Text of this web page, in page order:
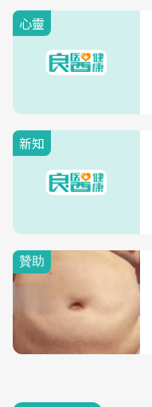
心靈
新知